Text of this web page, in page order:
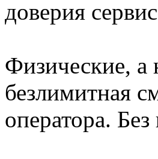
доверия
Физические, а
безлимитная
оператора.